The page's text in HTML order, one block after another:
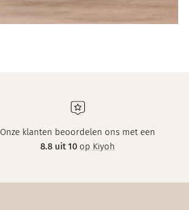
Onze klanten beoordelen ons met een
8.8 uit 10 op Kiyoh